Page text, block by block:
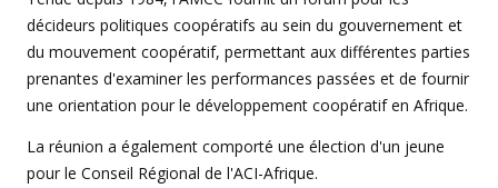
décideurs politiques coopératifs au sein du gouvernement et
du mouvement coopératif, permettant aux différentes parties
prenantes d'examiner les performances passées et de fournir
une orientation pour le développement coopératif en Afrique.
La réunion a également comporté une élection d'un jeune
pour le Conseil Régional de l'ACI-Afrique.